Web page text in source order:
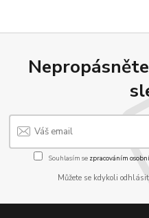
Souhlasím se zpracováním
Můžete se kdykoli